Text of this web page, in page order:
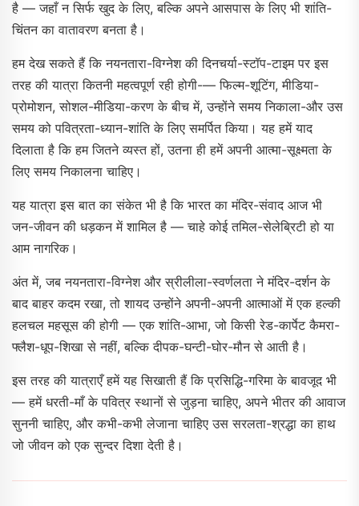
है — जहाँ न सिर्फ खुद के लिए, बल्कि अपने आसपास के लिए भी शांति-
चिंतन का वातावरण बनता है।
हम देख सकते हैं कि नयनतारा-विग्नेश की दिनचर्या-स्टॉप-टाइम पर इस
तरह की यात्रा कितनी महत्वपूर्ण रही होगी-— फिल्म-शूटिंग, मीडिया-
प्रोमोशन, सोशल-मीडिया-करण के बीच में, उन्होंने समय निकाला-और उस
समय को पवित्रता-ध्यान-शांति के लिए समर्पित किया। यह हमें याद
दिलाता है कि हम जितने व्यस्त हों, उतना ही हमें अपनी आत्मा-सूक्ष्मता के
लिए समय निकालना चाहिए।
यह यात्रा इस बात का संकेत भी है कि भारत का मंदिर-संवाद आज भी
जन-जीवन की धड़कन में शामिल है — चाहे कोई तमिल-सेलेब्रिटी हो या
आम नागरिक।
अंत में, जब नयनतारा-विग्नेश और स्रीलीला-स्वर्णलता ने मंदिर-दर्शन के
बाद बाहर कदम रखा, तो शायद उन्होंने अपनी-अपनी आत्माओं में एक हल्की
हलचल महसूस की होगी — एक शांति-आभा, जो किसी रेड-कार्पेट कैमरा-
फ्लैश-धूप-शिखा से नहीं, बल्कि दीपक-घन्टी-घोर-मौन से आती है।
इस तरह की यात्राएँ हमें यह सिखाती हैं कि प्रसिद्धि-गरिमा के बावजूद भी
— हमें धरती-माँ के पवित्र स्थानों से जुड़ना चाहिए, अपने भीतर की आवाज
सुननी चाहिए, और कभी-कभी लेजाना चाहिए उस सरलता-श्रद्धा का हाथ
जो जीवन को एक सुन्दर दिशा देती है।